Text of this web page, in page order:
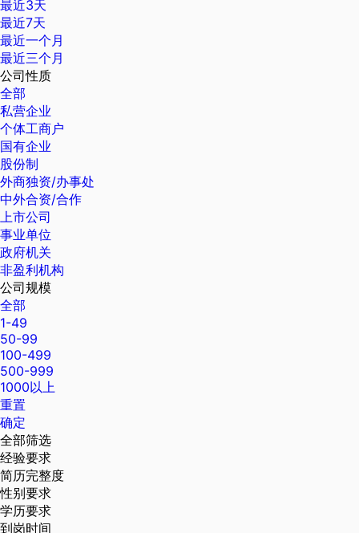
最近3天
最近7天
最近一个月
最近三个月
公司性质
全部
私营企业
个体工商户
国有企业
股份制
外商独资/办事处
中外合资/合作
上市公司
事业单位
政府机关
非盈利机构
公司规模
全部
1-49
50-99
100-499
500-999
1000以上
重置
确定
全部筛选
经验要求
简历完整度
性别要求
学历要求
到岗时间